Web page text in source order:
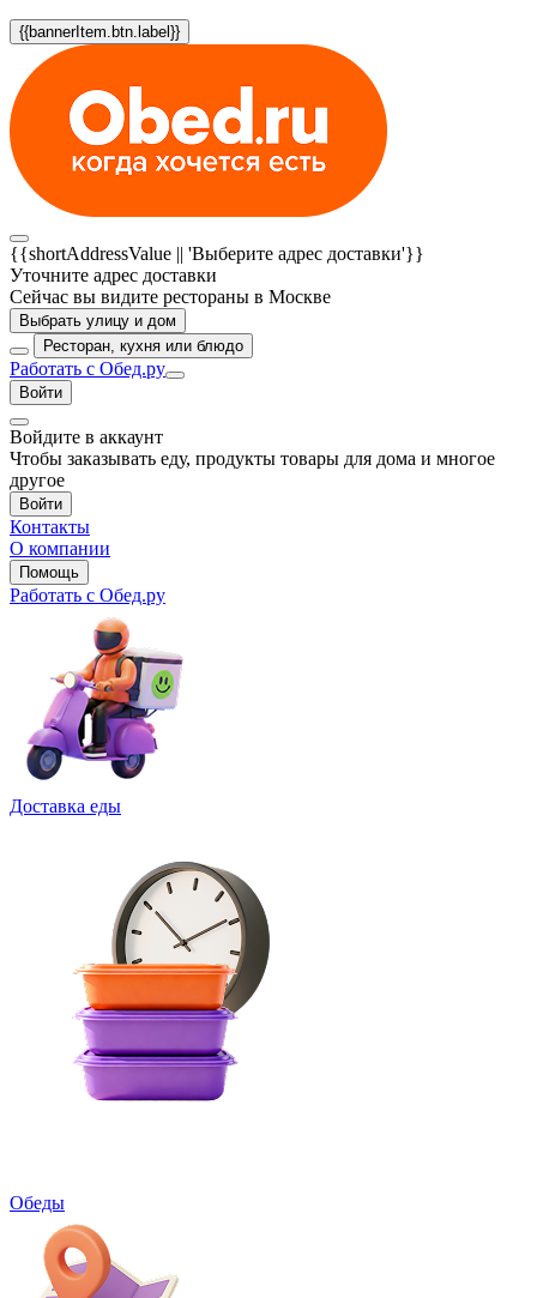
{{bannerItem.btn.label}}
{{shortAddressValue || 'Выберите адрес доставки'}}
Уточните адрес доставки
Сейчас вы видите рестораны в Москве
Выбрать улицу и дом
Ресторан, кухня или блюдо
Работать с Обед.ру
Войти
Войдите в аккаунт
Чтобы заказывать еду, продукты товары для дома и многое
другое
Войти
Контакты
О компании
Помощь
Работать с Обед.ру
Доставка еды
Обеды